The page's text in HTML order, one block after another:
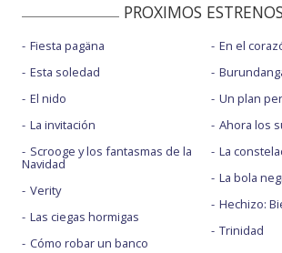
PROXIMOS ESTRENOS
Fiesta pagäna
Esta soledad
El nido
La invitación
Scrooge y los fantasmas de la
Navidad
Verity
Las ciegas hormigas
Cómo robar un banco
En el
Un plan
Ahora los
La
La bola
Hechizo:
Trinidad